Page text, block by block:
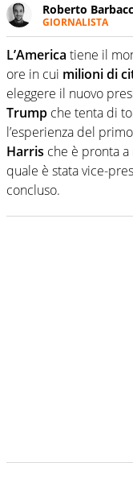
Roberto
GIORNALISTA
Giornalista
tuttologo di
scherma, di
L’America tiene il
ore in cui milioni di
eleggere il nuovo
Trump che tenta di
l’esperienza del
Harris che è pronta
quale è stata vice-
concluso.